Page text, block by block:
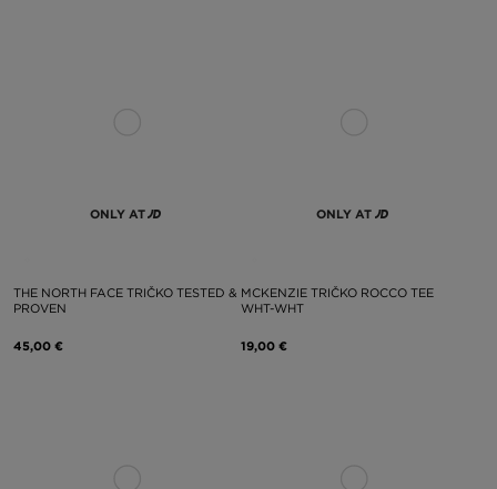
ONLY AT
THE NORTH FACE TRIČKO TESTED &
PROVEN
45,00 €
ONLY AT
MCKENZIE TRIČKO ROCCO TEE
WHT-WHT
19,00 €